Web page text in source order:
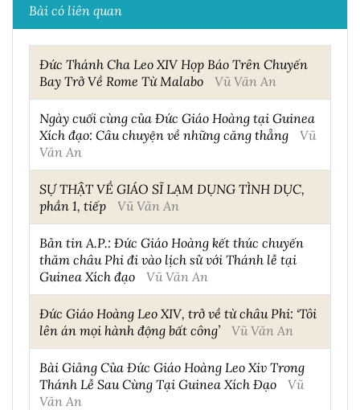
Bài có liên quan
Đức Thánh Cha Leo XIV Họp Báo Trên Chuyến
Bay Trở Về Rome Từ Malabo
Vũ Văn An
Ngày cuối cùng của Đức Giáo Hoàng tại Guinea
Xích đạo: Câu chuyện về những căng thẳng
Vũ
Văn An
SỰ THẬT VỀ GIÁO SĨ LẠM DỤNG TÌNH DỤC,
phần 1, tiếp
Vũ Văn An
Bản tin A.P.: Đức Giáo Hoàng kết thúc chuyến
thăm châu Phi đi vào lịch sử với Thánh lễ tại
Guinea Xích đạo
Vũ Văn An
Đức Giáo Hoàng Leo XIV, trở về từ châu Phi: ‘Tôi
lên án mọi hành động bất công’
Vũ Văn An
Bài Giảng Của Đức Giáo Hoàng Leo Xiv Trong
Thánh Lễ Sau Cùng Tại Guinea Xích Đạo
Vũ
Văn An